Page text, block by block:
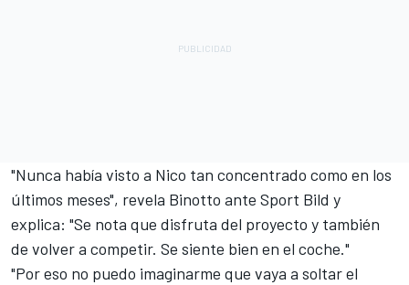
"Nunca había visto a Nico tan concentrado como en los
últimos meses", revela Binotto ante Sport Bild y
explica: "Se nota que disfruta del proyecto y también
de volver a competir. Se siente bien en el coche."
"Por eso no puedo imaginarme que vaya a soltar el